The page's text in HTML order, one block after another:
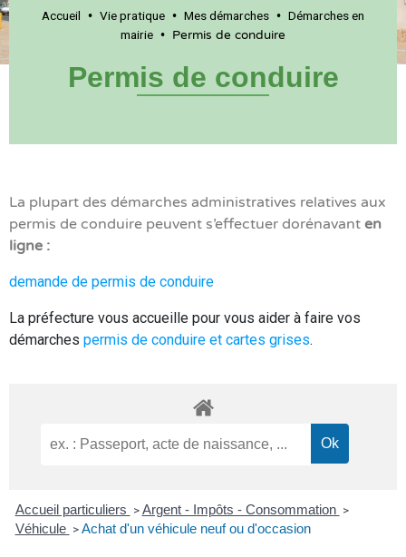
Accueil • Vie pratique • Mes démarches • Démarches en
mairie • Permis de conduire
Permis de conduire
La plupart des démarches administratives relatives aux
permis de conduire peuvent s’effectuer dorénavant en
ligne :
demande de permis de conduire
La préfecture vous accueille pour vous aider à faire vos
démarches permis de conduire et cartes grises.
Accueil particuliers > Argent - Impôts - Consommation >
Véhicule > Achat d'un véhicule neuf ou d'occasion